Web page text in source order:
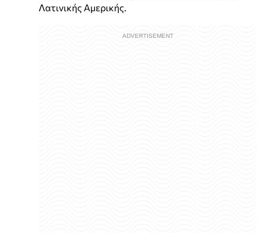
Λατινικής Αμερικής.